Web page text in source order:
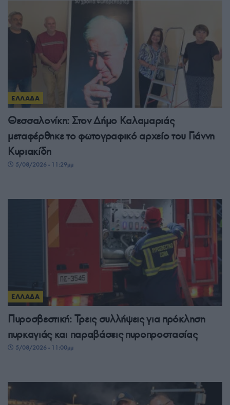
ΕΛΛΑΔΑ
Θεσσαλονίκη: Στον Δήμο Καλαμαριάς
μεταφέρθηκε το φωτογραφικό αρχείο του Γιάννη
Κυριακίδη
5/08/2026 - 11:29μμ
ΕΛΛΑΔΑ
Πυροσβεστική: Τρεις συλλήψεις για πρόκληση
πυρκαγιάς και παραβάσεις πυροπροστασίας
5/08/2026 - 11:00μμ